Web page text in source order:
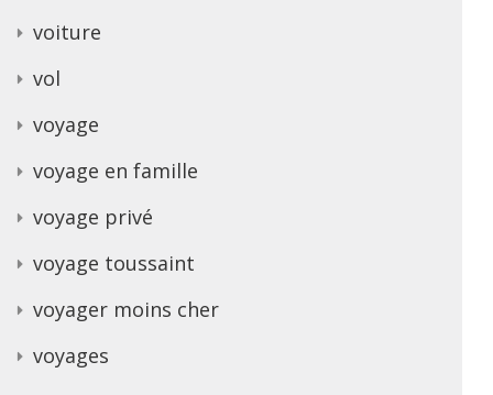
voiture
vol
voyage
voyage en famille
voyage privé
voyage toussaint
voyager moins cher
voyages